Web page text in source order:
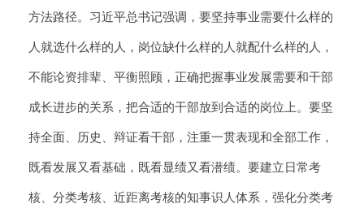
方法路径。习近平总书记强调，要坚持事业需要什么样的
人就选什么样的人，岗位缺什么样的人就配什么样的人，
不能论资排辈、平衡照顾，正确把握事业发展需要和干部
成长进步的关系，把合适的干部放到合适的岗位上。要坚
持全面、历史、辩证看干部，注重一贯表现和全部工作，
既看发展又看基础，既看显绩又看潜绩。要建立日常考
核、分类考核、近距离考核的知事识人体系，强化分类考